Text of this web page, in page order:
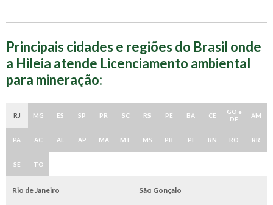
Principais cidades e regiões do Brasil onde
a Hileia atende Licenciamento ambiental
para mineração:
RJ MG ES SP PR SC RS PE BA CE
GO e
DF
AM
PA AC AL AP MA MT MS PB PI RN RO RR
SE TO
Rio de Janeiro São Gonçalo